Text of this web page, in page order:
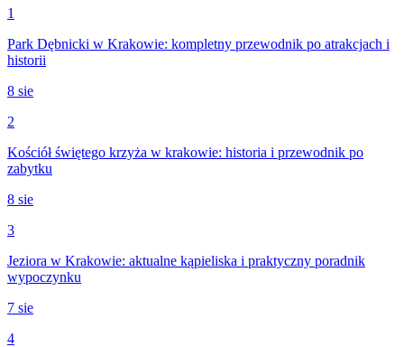
1
Park Dębnicki w Krakowie: kompletny przewodnik po atrakcjach i
historii
8 sie
2
Kościół świętego krzyża w krakowie: historia i przewodnik po
zabytku
8 sie
3
Jeziora w Krakowie: aktualne kąpieliska i praktyczny poradnik
wypoczynku
7 sie
4